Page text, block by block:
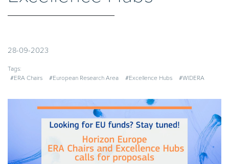
28-09-2023
Tags:
#ERA Chairs
#European Research Area #Excellence Hubs #WIDERA